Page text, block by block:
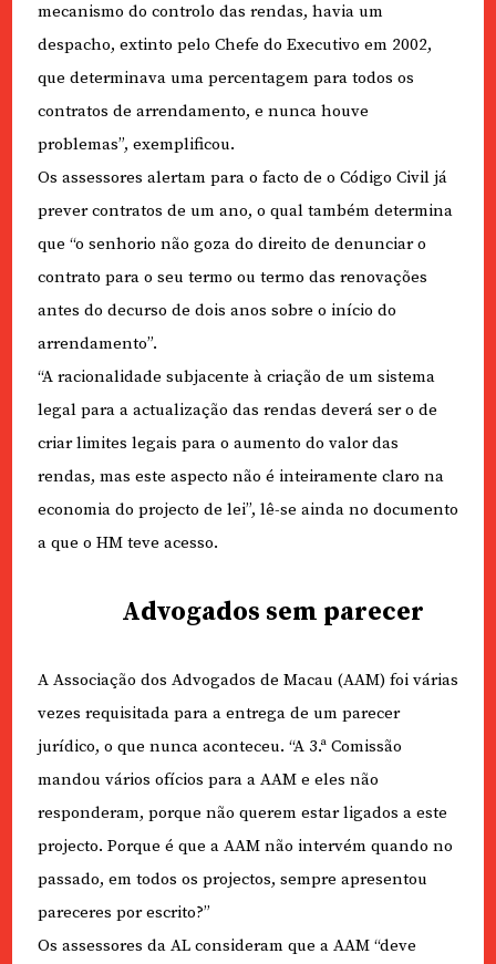
mecanismo do controlo das rendas, havia um
despacho, extinto pelo Chefe do Executivo em 2002,
que determinava uma percentagem para todos os
contratos de arrendamento, e nunca houve
problemas”, exemplificou.
Os assessores alertam para o facto de o Código Civil já
prever contratos de um ano, o qual também determina
que “o senhorio não goza do direito de denunciar o
contrato para o seu termo ou termo das renovações
antes do decurso de dois anos sobre o início do
arrendamento”.
“A racionalidade subjacente à criação de um sistema
legal para a actualização das rendas deverá ser o de
criar limites legais para o aumento do valor das
rendas, mas este aspecto não é inteiramente claro na
economia do projecto de lei”, lê-se ainda no documento
a que o HM teve acesso.
Advogados sem parecer
A Associação dos Advogados de Macau (AAM) foi várias
vezes requisitada para a entrega de um parecer
jurídico, o que nunca aconteceu. “A 3.ª Comissão
mandou vários ofícios para a AAM e eles não
responderam, porque não querem estar ligados a este
projecto. Porque é que a AAM não intervém quando no
passado, em todos os projectos, sempre apresentou
pareceres por escrito?”
Os assessores da AL consideram que a AAM “deve